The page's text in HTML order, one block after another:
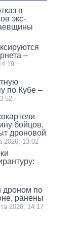
в
экс-
–
по Кубе –
бойцов,
дроновой
2026, 13:02
дроном по
ранены
2026, 14:17